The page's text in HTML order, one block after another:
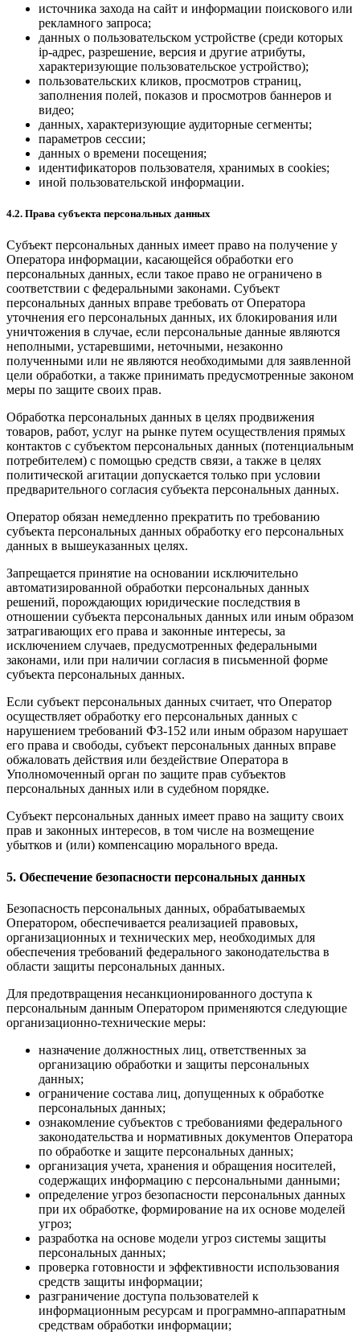
источника захода на сайт и информации поискового или
рекламного запроса;
данных о пользовательском устройстве (среди которых
ip-адрес, разрешение, версия и другие атрибуты,
характеризующие пользовательское устройство);
пользовательских кликов, просмотров страниц,
заполнения полей, показов и просмотров баннеров и
видео;
данных, характеризующие аудиторные сегменты;
параметров сессии;
данных о времени посещения;
идентификаторов пользователя, хранимых в cookies;
иной пользовательской информации.
4.2. Права субъекта персональных данных
Субъект персональных данных имеет право на получение у
Оператора информации, касающейся обработки его
персональных данных, если такое право не ограничено в
соответствии с федеральными законами. Субъект
персональных данных вправе требовать от Оператора
уточнения его персональных данных, их блокирования или
уничтожения в случае, если персональные данные являются
неполными, устаревшими, неточными, незаконно
полученными или не являются необходимыми для заявленной
цели обработки, а также принимать предусмотренные законом
меры по защите своих прав.
Обработка персональных данных в целях продвижения
товаров, работ, услуг на рынке путем осуществления прямых
контактов с субъектом персональных данных (потенциальным
потребителем) с помощью средств связи, а также в целях
политической агитации допускается только при условии
предварительного согласия субъекта персональных данных.
Оператор обязан немедленно прекратить по требованию
субъекта персональных данных обработку его персональных
данных в вышеуказанных целях.
Запрещается принятие на основании исключительно
автоматизированной обработки персональных данных
решений, порождающих юридические последствия в
отношении субъекта персональных данных или иным образом
затрагивающих его права и законные интересы, за
исключением случаев, предусмотренных федеральными
законами, или при наличии согласия в письменной форме
субъекта персональных данных.
Если субъект персональных данных считает, что Оператор
осуществляет обработку его персональных данных с
нарушением требований ФЗ-152 или иным образом нарушает
его права и свободы, субъект персональных данных вправе
обжаловать действия или бездействие Оператора в
Уполномоченный орган по защите прав субъектов
персональных данных или в судебном порядке.
Субъект персональных данных имеет право на защиту своих
прав и законных интересов, в том числе на возмещение
убытков и (или) компенсацию морального вреда.
5. Обеспечение безопасности персональных данных
Безопасность персональных данных, обрабатываемых
Оператором, обеспечивается реализацией правовых,
организационных и технических мер, необходимых для
обеспечения требований федерального законодательства в
области защиты персональных данных.
Для предотвращения несанкционированного доступа к
персональным данным Оператором применяются следующие
организационно-технические меры:
назначение должностных лиц, ответственных за
организацию обработки и защиты персональных
данных;
ограничение состава лиц, допущенных к обработке
персональных данных;
ознакомление субъектов с требованиями федерального
законодательства и нормативных документов Оператора
по обработке и защите персональных данных;
организация учета, хранения и обращения носителей,
содержащих информацию с персональными данными;
определение угроз безопасности персональных данных
при их обработке, формирование на их основе моделей
угроз;
разработка на основе модели угроз системы защиты
персональных данных;
проверка готовности и эффективности использования
средств защиты информации;
разграничение доступа пользователей к
информационным ресурсам и программно-аппаратным
средствам обработки информации;